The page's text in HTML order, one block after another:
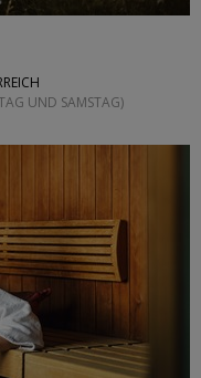
UND SAMSTAG)